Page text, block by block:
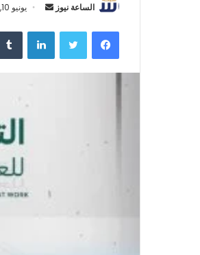
الساعة نيوز
أرسل
إلكترونيا
يونيو 10, 2024
فيسبوكتويتر لينكدإن